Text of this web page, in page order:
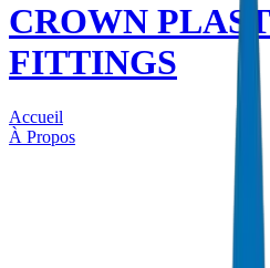
CROWN
FITTINGS
Accueil
À Propos